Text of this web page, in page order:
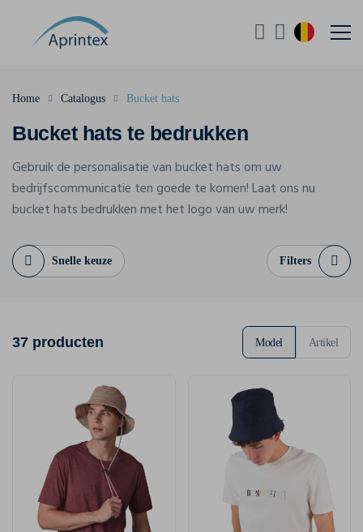
Bucket hats te bedrukken
Home Catalogus Bucket hats
Gebruik de personalisatie van bucket hats om uw
bedrijfscommunicatie ten goede te komen! Laat ons nu
bucket hats bedrukken met het logo van uw merk!
Snelle keuze Filters
37 producten Model Artikel